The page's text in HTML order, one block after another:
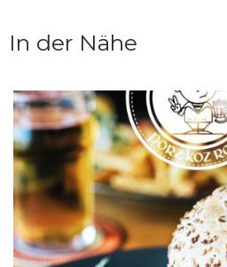
In der Nähe